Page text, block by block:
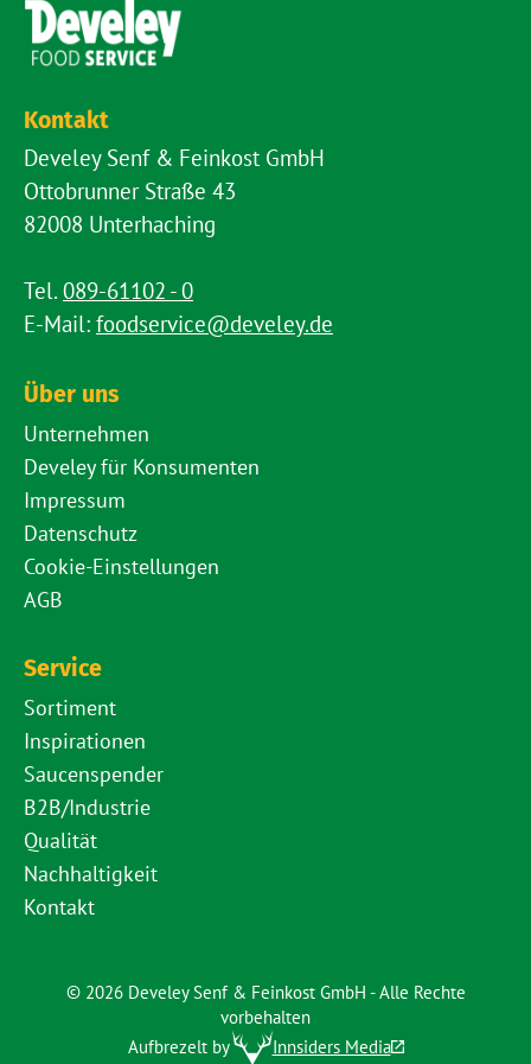
Kontakt
Develey Senf & Feinkost GmbH
Ottobrunner Straße 43
82008 Unterhaching
Tel. 089-61102 - 0
E-Mail: foodservice@develey.de
Über uns
Unternehmen
Develey für Konsumenten
Impressum
Datenschutz
Cookie-Einstellungen
AGB
Service
Sortiment
Inspirationen
Saucenspender
B2B/Industrie
Qualität
Nachhaltigkeit
Kontakt
© 2026 Develey Senf & Feinkost GmbH - Alle Rechte
vorbehalten
Aufbrezelt by
Innsiders Media